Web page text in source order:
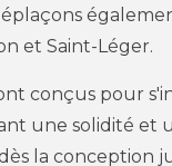
et Saint-Léger.
conçus pour
une solidité et
la conception